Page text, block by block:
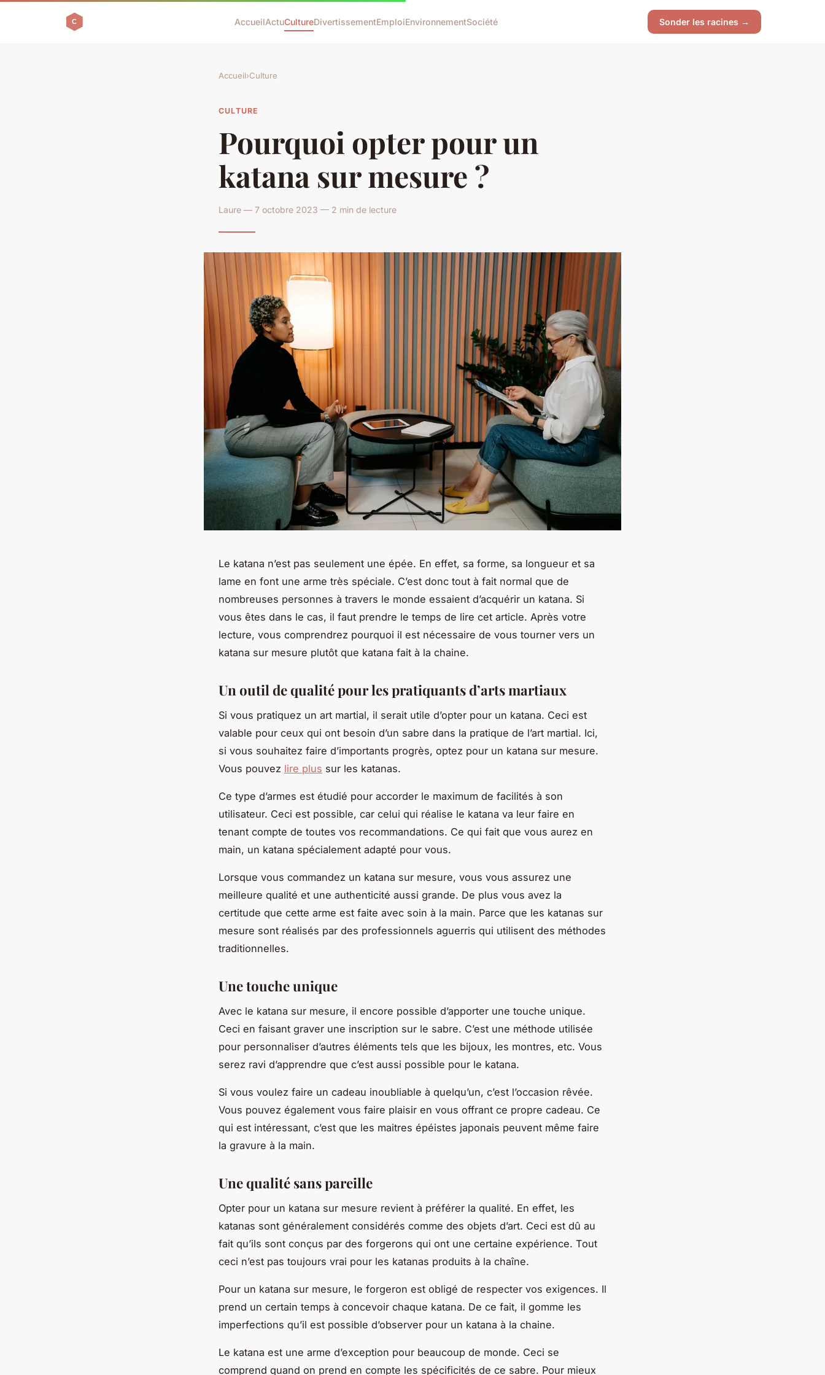
AccueilActuCultureDivertissementEmploiEnvironnementSociété Sonder les racines →
Accueil›Culture
CULTURE
Pourquoi opter pour un
katana sur mesure ?
Laure — 7 octobre 2023 — 2 min de lecture
Le katana n’est pas seulement une épée. En effet, sa forme, sa longueur et sa
lame en font une arme très spéciale. C’est donc tout à fait normal que de
nombreuses personnes à travers le monde essaient d’acquérir un katana. Si
vous êtes dans le cas, il faut prendre le temps de lire cet article. Après votre
lecture, vous comprendrez pourquoi il est nécessaire de vous tourner vers un
katana sur mesure plutôt que katana fait à la chaine.
Un outil de qualité pour les pratiquants d’arts martiaux
Si vous pratiquez un art martial, il serait utile d’opter pour un katana. Ceci est
valable pour ceux qui ont besoin d’un sabre dans la pratique de l’art martial. Ici,
si vous souhaitez faire d’importants progrès, optez pour un katana sur mesure.
Vous pouvez lire plus sur les katanas.
Ce type d’armes est étudié pour accorder le maximum de facilités à son
utilisateur. Ceci est possible, car celui qui réalise le katana va leur faire en
tenant compte de toutes vos recommandations. Ce qui fait que vous aurez en
main, un katana spécialement adapté pour vous.
Lorsque vous commandez un katana sur mesure, vous vous assurez une
meilleure qualité et une authenticité aussi grande. De plus vous avez la
certitude que cette arme est faite avec soin à la main. Parce que les katanas sur
mesure sont réalisés par des professionnels aguerris qui utilisent des méthodes
traditionnelles.
Une touche unique
Avec le katana sur mesure, il encore possible d’apporter une touche unique.
Ceci en faisant graver une inscription sur le sabre. C’est une méthode utilisée
pour personnaliser d’autres éléments tels que les bijoux, les montres, etc. Vous
serez ravi d’apprendre que c’est aussi possible pour le katana.
Si vous voulez faire un cadeau inoubliable à quelqu’un, c’est l’occasion rêvée.
Vous pouvez également vous faire plaisir en vous offrant ce propre cadeau. Ce
qui est intéressant, c’est que les maitres épéistes japonais peuvent même faire
la gravure à la main.
Une qualité sans pareille
Opter pour un katana sur mesure revient à préférer la qualité. En effet, les
katanas sont généralement considérés comme des objets d’art. Ceci est dû au
fait qu’ils sont conçus par des forgerons qui ont une certaine expérience. Tout
ceci n’est pas toujours vrai pour les katanas produits à la chaîne.
Pour un katana sur mesure, le forgeron est obligé de respecter vos exigences. Il
prend un certain temps à concevoir chaque katana. De ce fait, il gomme les
imperfections qu’il est possible d’observer pour un katana à la chaine.
Le katana est une arme d’exception pour beaucoup de monde. Ceci se
comprend quand on prend en compte les spécificités de ce sabre. Pour mieux